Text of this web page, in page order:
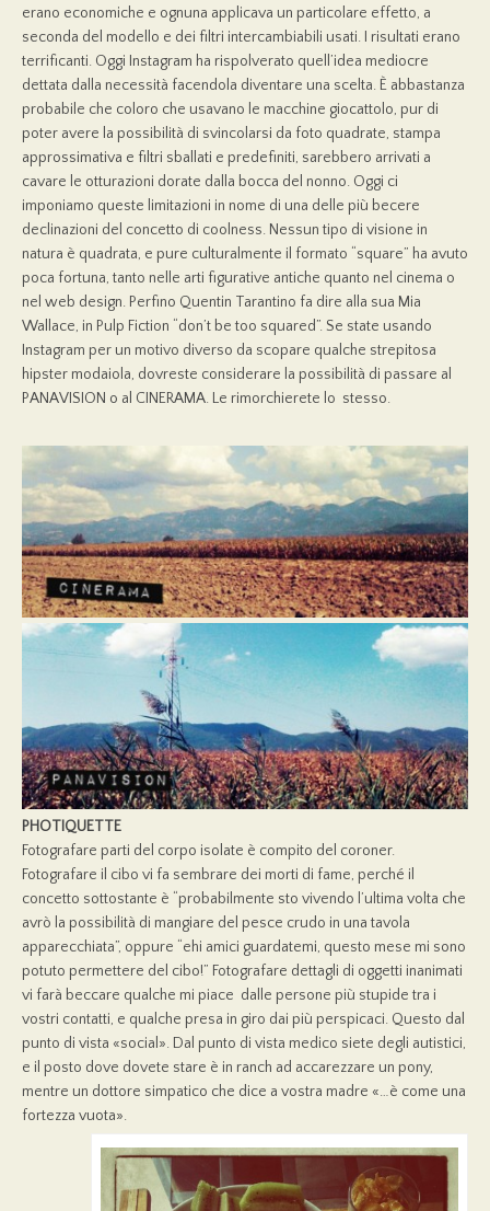
erano economiche e ognuna applicava un particolare effetto, a
seconda del modello e dei filtri intercambiabili usati. I risultati erano
terrificanti. Oggi Instagram ha rispolverato quell’idea mediocre
dettata dalla necessità facendola diventare una scelta. È abbastanza
probabile che coloro che usavano le macchine giocattolo, pur di
poter avere la possibilità di svincolarsi da foto quadrate, stampa
approssimativa e filtri sballati e predefiniti, sarebbero arrivati a
cavare le otturazioni dorate dalla bocca del nonno. Oggi ci
imponiamo queste limitazioni in nome di una delle più becere
declinazioni del concetto di coolness. Nessun tipo di visione in
natura è quadrata, e pure culturalmente il formato “square” ha avuto
poca fortuna, tanto nelle arti figurative antiche quanto nel cinema o
nel web design. Perfino Quentin Tarantino fa dire alla sua Mia
Wallace, in Pulp Fiction “don’t be too squared”. Se state usando
Instagram per un motivo diverso da scopare qualche strepitosa
hipster modaiola, dovreste considerare la possibilità di passare al
PANAVISION o al CINERAMA. Le rimorchierete lo stesso.
PHOTIQUETTE
Fotografare parti del corpo isolate è compito del coroner.
Fotografare il cibo vi fa sembrare dei morti di fame, perché il
concetto sottostante è “probabilmente sto vivendo l’ultima volta che
avrò la possibilità di mangiare del pesce crudo in una tavola
apparecchiata”, oppure “ehi amici guardatemi, questo mese mi sono
potuto permettere del cibo!” Fotografare dettagli di oggetti inanimati
vi farà beccare qualche mi piace dalle persone più stupide tra i
vostri contatti, e qualche presa in giro dai più perspicaci. Questo dal
punto di vista «social». Dal punto di vista medico siete degli autistici,
e il posto dove dovete stare è in ranch ad accarezzare un pony,
mentre un dottore simpatico che dice a vostra madre «…è come una
fortezza vuota».